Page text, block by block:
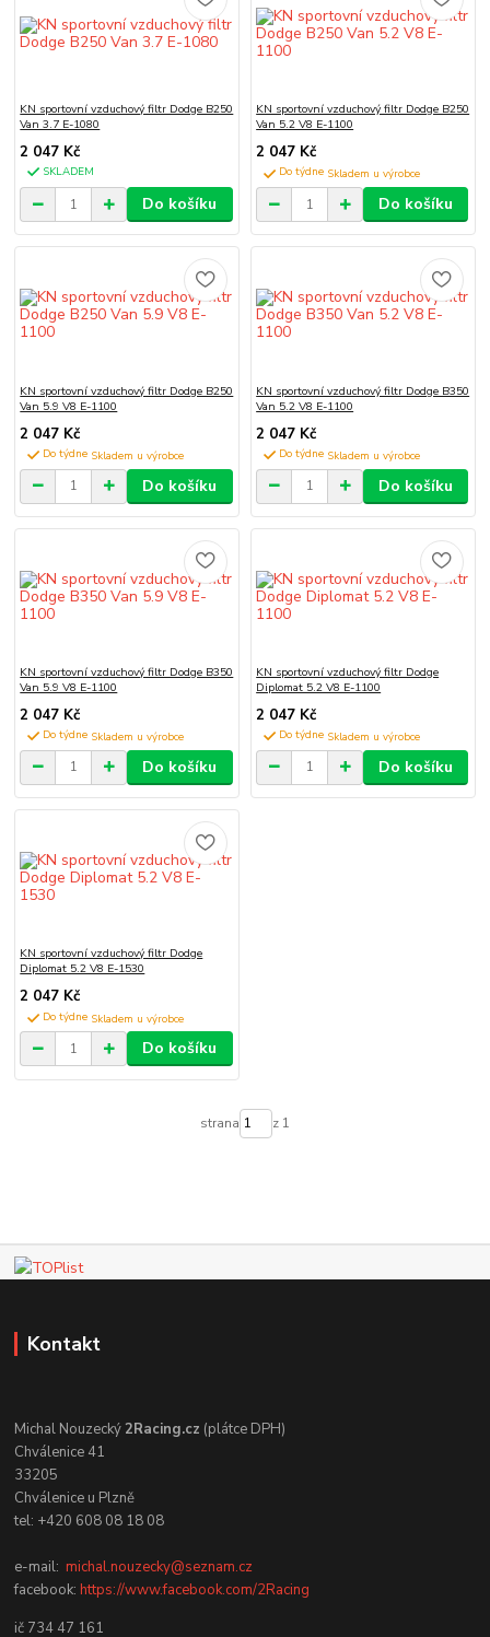
KN sportovní vzduchový filtr Dodge B250
Van 3.7 E-1080
2 047 Kč
SKLADEM
Do košíku
KN sportovní vzduchový filtr Dodge B250
Van 5.2 V8 E-1100
2 047 Kč
Do týdne
Do košíku
KN sportovní vzduchový filtr Dodge B250
Van 5.9 V8 E-1100
2 047 Kč
Do týdne
Do košíku
KN sportovní vzduchový filtr Dodge B350
Van 5.2 V8 E-1100
2 047 Kč
Do týdne
Do košíku
KN sportovní vzduchový filtr Dodge B350
Van 5.9 V8 E-1100
2 047 Kč
Do týdne
Do košíku
KN sportovní vzduchový filtr Dodge
Diplomat 5.2 V8 E-1100
2 047 Kč
Do týdne
Do košíku
KN sportovní vzduchový filtr Dodge
Diplomat 5.2 V8 E-1530
2 047 Kč
Do týdne
Do košíku
strana z 1
Kontakt
Michal Nouzecký2Racing.cz (plátce DPH)
Chválenice 41
33205
Chválenice u Plzně
tel: +420 608 08 18 08
e-mail:michal.nouzecky@seznam.cz
facebook:https://www.facebook.com/2Racing
ič 734 47 161